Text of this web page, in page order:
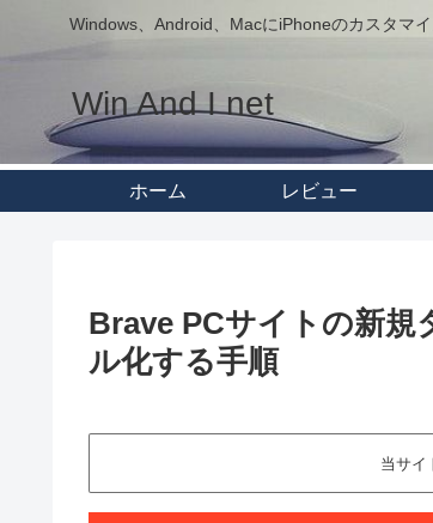
Windows、Android、MacにiPhoneのカスタマ
Win And I net
ホーム レビュー
Brave PCサイトの新規
ル化する手順
当サイ